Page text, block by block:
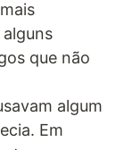
que não
algum
Em